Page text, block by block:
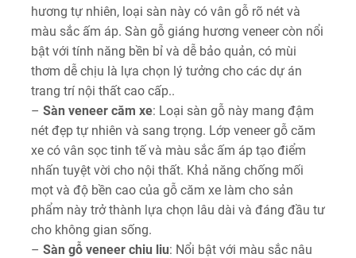
hương tự nhiên, loại sàn này có vân gỗ rõ nét và
màu sắc ấm áp. Sàn gỗ giáng hương veneer còn nổi
bật với tính năng bền bỉ và dễ bảo quản, có mùi
thơm dễ chịu là lựa chọn lý tưởng cho các dự án
trang trí nội thất cao cấp..
– Sàn veneer căm xe: Loại sàn gỗ này mang đậm
nét đẹp tự nhiên và sang trọng. Lớp veneer gỗ căm
xe có vân sọc tinh tế và màu sắc ấm áp tạo điểm
nhấn tuyệt vời cho nội thất. Khả năng chống mối
mọt và độ bền cao của gỗ căm xe làm cho sản
phẩm này trở thành lựa chọn lâu dài và đáng đầu tư
cho không gian sống.
– Sàn gỗ veneer chiu liu: Nổi bật với màu sắc nâu